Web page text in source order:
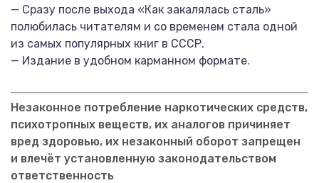
— Сразу после выхода «Как закалялась сталь»
полюбилась читателям и со временем стала одной
из самых популярных книг в СССР.
— Издание в удобном карманном формате.
Незаконное потребление наркотических средств,
психотропных веществ, их аналогов причиняет
вред здоровью, их незаконный оборот запрещен
и влечёт установленную законодательством
ответственность